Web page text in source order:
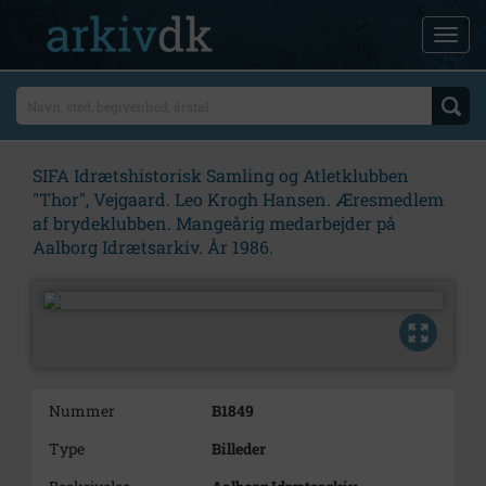
SIFA Idrætshistorisk Samling og Atletklubben
"Thor", Vejgaard. Leo Krogh Hansen. Æresmedlem
af brydeklubben. Mangeårig medarbejder på
Aalborg Idrætsarkiv. År 1986.
Nummer
B1849
Type
Billeder